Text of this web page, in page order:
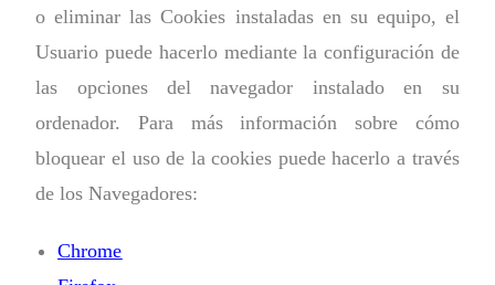
o eliminar las Cookies instaladas en su equipo, el
Usuario puede hacerlo mediante la configuración de
las opciones del navegador instalado en su
ordenador. Para más información sobre cómo
bloquear el uso de la cookies puede hacerlo a través
de los Navegadores:
Chrome